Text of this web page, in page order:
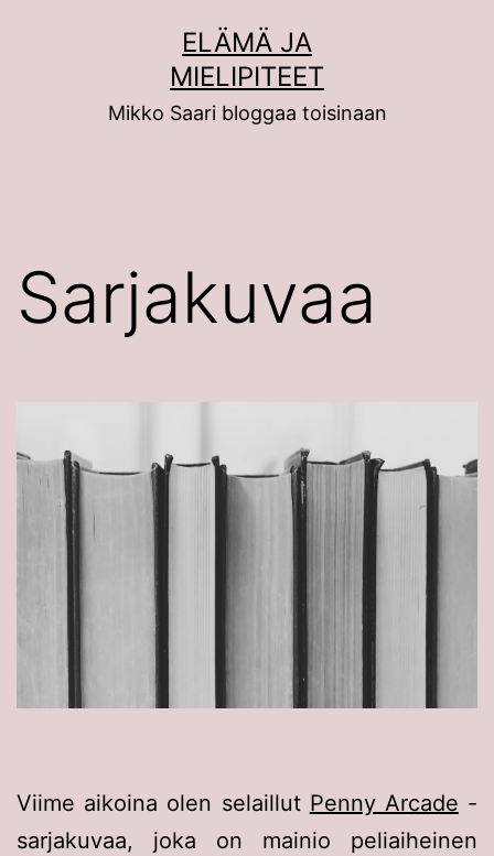
ELÄMÄ JA
MIELIPITEET
Mikko Saari bloggaa toisinaan
Sarjakuvaa
Viime aikoina olen selaillut Penny Arcade -
sarjakuvaa, joka on mainio peliaiheinen